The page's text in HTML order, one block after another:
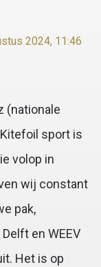
2024, 11:46
(nationale
sport is
volop in
wij constant
pak,
en WEEV
Het is op